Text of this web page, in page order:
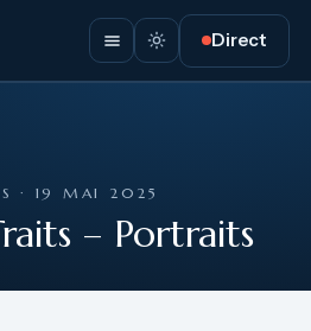
Direct
· 19 MAI 2025
– Portraits